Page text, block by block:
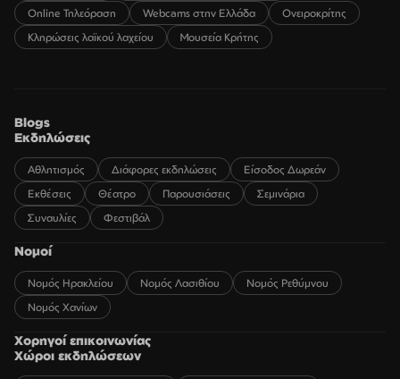
Online Τηλεόραση
Webcams στην Ελλάδα
Ονειροκρίτης
Κληρώσεις λαϊκού λαχείου
Μουσεία Κρήτης
Blogs
Εκδηλώσεις
Αθλητισμός Διάφορες εκδηλώσεις
Είσοδος Δωρεάν
Εκθέσεις
Θέατρο Παρουσιάσεις
Σεμινάρια
Συναυλίες
Φεστιβάλ
Νομοί
Νομός Ηρακλείου Νομός Λασιθίου
Νομός Ρεθύμνου
Νομός Χανίων
Χορηγοί επικοινωνίας
Χώροι εκδηλώσεων